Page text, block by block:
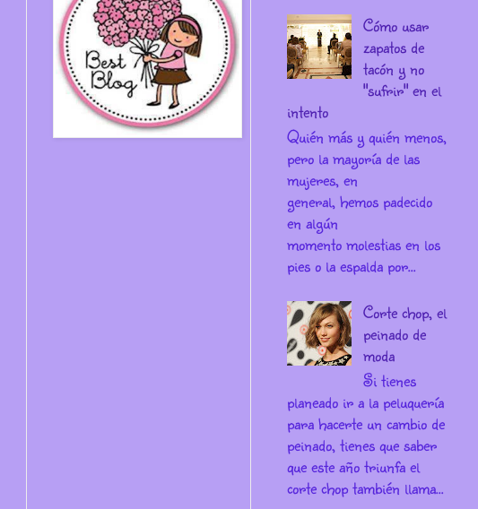
Cómo usar
zapatos de
tacón y no
"sufrir" en el
intento
Quién más y quién menos,
pero la mayoría de las
mujeres, en
general, hemos padecido
en algún
momento molestias en los
pies o la espalda por...
Corte chop, el
peinado de
moda
Si tienes
planeado ir a la peluquería
para hacerte un cambio de
peinado, tienes que saber
que este año triunfa el
corte chop también llama...